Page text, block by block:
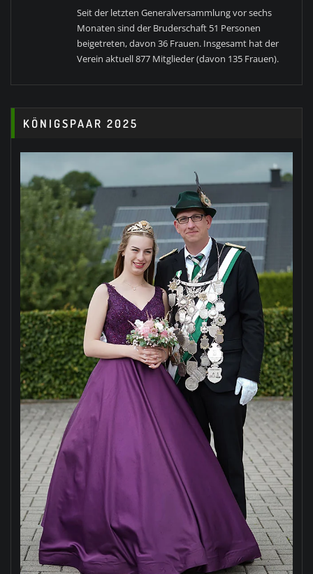
Seit der letzten Generalversammlung vor sechs
Monaten sind der Bruderschaft 51 Personen
beigetreten, davon 36 Frauen. Insgesamt hat der
Verein aktuell 877 Mitglieder (davon 135 Frauen).
KÖNIGSPAAR 2025